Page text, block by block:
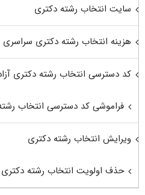
سایت انتخاب رشته دکتری
هزینه انتخاب رشته دکتری سراسری
کد دسترسی انتخاب رشته دکتری
فراموشی کد دسترسی انتخاب
ویرایش انتخاب رشته دکتری
حذف اولویت انتخاب رشته دکتری